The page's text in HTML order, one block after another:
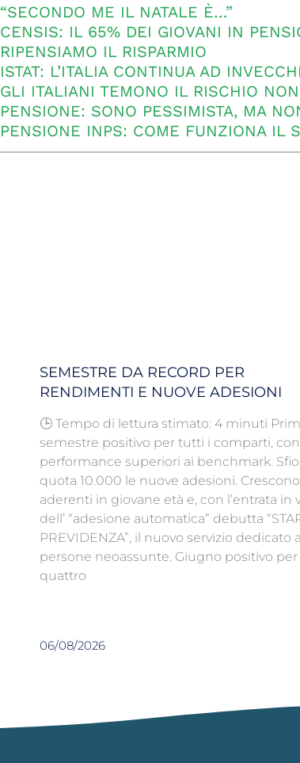
“SECONDO ME IL NATALE È…”
CENSIS: IL 65% DEI GIOVANI IN
RIPENSIAMO IL RISPARMIO
ISTAT: L’ITALIA CONTINUA AD
GLI ITALIANI TEMONO IL RISCHIO
PENSIONE: SONO PESSIMISTA, MA
PENSIONE INPS: COME FUNZIONA IL
SEMESTRE DA RECORD PER
RENDIMENTI E NUOVE ADESIONI
🕒 Tempo di lettura stimato: 4 minuti
semestre positivo per tutti i comparti, con
performance superiori ai benchmark.
quota 10.000 le nuove adesioni.
aderenti in giovane età e, con l’entrata in
dell’ “adesione automatica” debutta
PREVIDENZA”, il nuovo servizio dedicato
persone neoassunte. Giugno positivo
quattro
06/08/2026